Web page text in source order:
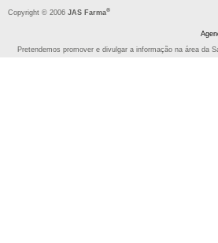
Copyright © 2006 JAS Farma®
Pretendemos promover e divulgar a informação na área da